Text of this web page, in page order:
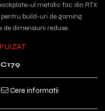
ul metalic fac din RTX
build-uri de gaming
dimensiuni reduse.
C179
Cere informatii